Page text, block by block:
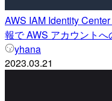
AWS IAM Identity
報で AWS アカウント
yhana
2023.03.21